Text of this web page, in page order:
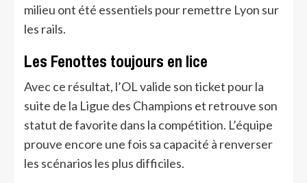
milieu ont été essentiels pour remettre Lyon sur
les rails.
Les Fenottes toujours en lice
Avec ce résultat, l’OL valide son ticket pour la
suite de la Ligue des Champions et retrouve son
statut de favorite dans la compétition. L’équipe
prouve encore une fois sa capacité à renverser
les scénarios les plus difficiles.